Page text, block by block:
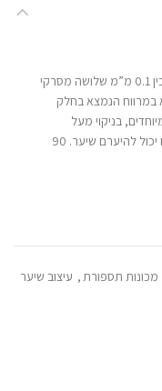
דגם הספייס הידועה בכינוייה “השבורה” , בעלת סכין 0.1 מ”מ שלושה מסרקי
3 מ”מ. ייחודה הוא במרווח הנמצא בחלק
בניקוי מעל
האוזניים, מעבר לכך עקב הרווח לא נשאר מקום בו יכול להיערם שיער. 90
מכונות תספורת , עיצוב שיער